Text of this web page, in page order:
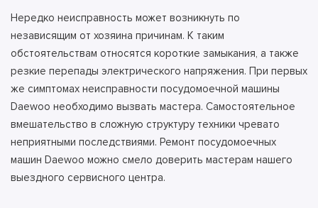
Нередко неисправность может возникнуть по
независящим от хозяина причинам. К таким
обстоятельствам относятся короткие замыкания, а также
резкие перепады электрического напряжения. При первых
же симптомах неисправности посудомоечной машины
Daewoo необходимо вызвать мастера. Самостоятельное
вмешательство в сложную структуру техники чревато
неприятными последствиями. Ремонт посудомоечных
машин Daewoo можно смело доверить мастерам нашего
выездного сервисного центра.